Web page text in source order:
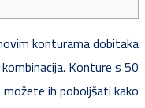
konturama dobitaka
Konture s 50
ih poboljšati kako